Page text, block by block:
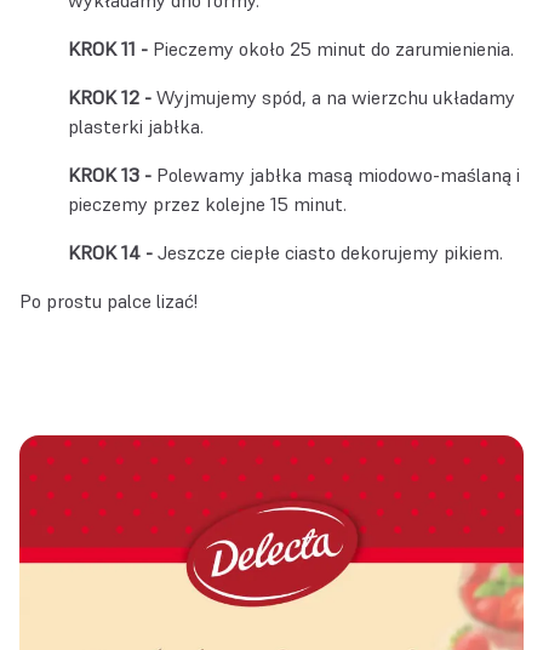
Pieczemy około 25 minut do zarumienienia.
Wyjmujemy spód, a na wierzchu układamy
plasterki jabłka.
Polewamy jabłka masą miodowo-maślaną i
pieczemy przez kolejne 15 minut.
Jeszcze ciepłe ciasto dekorujemy pikiem.
Po prostu palce lizać!